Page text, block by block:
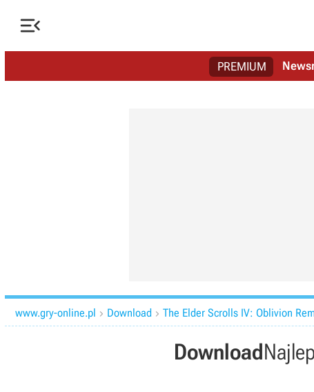

PREMIUM
www.gry-online.pl  Download  The Elder Scrolls IV: Oblivion
Download